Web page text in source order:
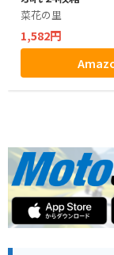
菜花の里
1,582円